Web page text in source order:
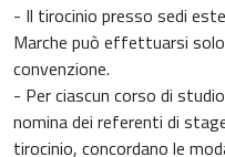
- Il tirocinio presso sedi
Marche può effettuarsi
convenzione.
- Per ciascun corso di
nomina dei referenti di
tirocinio, concordano le